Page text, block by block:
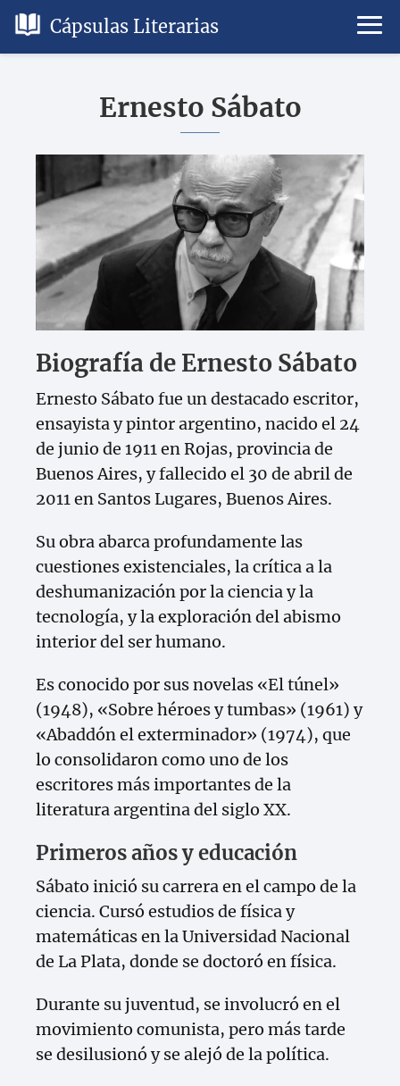
Cápsulas Literarias
Ernesto Sábato
Biografía de Ernesto Sábato
Ernesto Sábato fue un destacado escritor,
ensayista y pintor argentino, nacido el 24
de junio de 1911 en Rojas, provincia de
Buenos Aires, y fallecido el 30 de abril de
2011 en Santos Lugares, Buenos Aires.
Su obra abarca profundamente las
cuestiones existenciales, la crítica a la
deshumanización por la ciencia y la
tecnología, y la exploración del abismo
interior del ser humano.
Es conocido por sus novelas «El túnel»
(1948), «Sobre héroes y tumbas» (1961) y
«Abaddón el exterminador» (1974), que
lo consolidaron como uno de los
escritores más importantes de la
literatura argentina del siglo XX.
Primeros años y educación
Sábato inició su carrera en el campo de la
ciencia. Cursó estudios de física y
matemáticas en la Universidad Nacional
de La Plata, donde se doctoró en física.
Durante su juventud, se involucró en el
movimiento comunista, pero más tarde
se desilusionó y se alejó de la política.